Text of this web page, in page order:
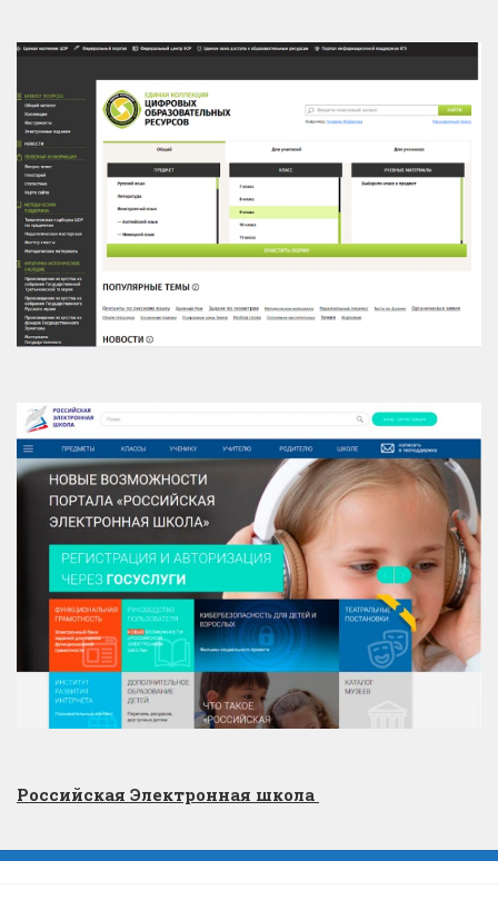
Российская Электронная школа